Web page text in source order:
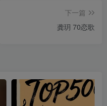
下一篇
龚玥 70恋歌